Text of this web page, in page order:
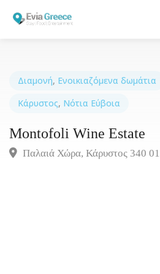
Τοποθεσία
Διαμονή, Ενοικιαζόμενα δωμάτια
Κάρυστος, Νότια Εύβοια
Montofoli Wine Estate
Παλαιά Χώρα, Κάρυστος 340 01